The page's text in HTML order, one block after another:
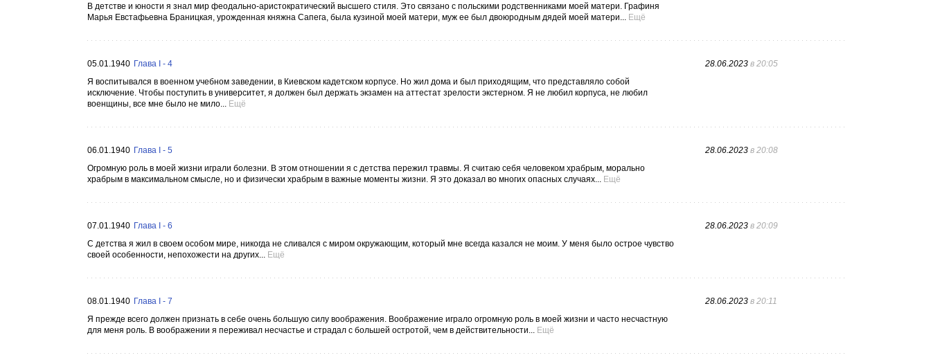
В детстве и юности я знал мир феодально-аристократический высшего стиля. Это связано с польскими родственниками моей матери. Графиня
Марья Евстафьевна Браницкая, урожденная княжна Сапега, была кузиной моей матери, муж ее был двоюродным дядей моей матери... Ещё
05.01.1940 Глава I - 4
Я воспитывался в военном учебном заведении, в Киевском кадетском корпусе. Но жил дома и был приходящим, что представляло собой
исключение. Чтобы поступить в университет, я должен был держать экзамен на аттестат зрелости экстерном. Я не любил корпуса, не любил
военщины, все мне было не мило... Ещё
28.06.2023 в 20:05
06.01.1940 Глава I - 5
Огромную роль в моей жизни играли болезни. В этом отношении я с детства пережил травмы. Я считаю себя человеком храбрым, морально
храбрым в максимальном смысле, но и физически храбрым в важные моменты жизни. Я это доказал во многих опасных случаях... Ещё
28.06.2023 в 20:08
07.01.1940 Глава I - 6
С детства я жил в своем особом мире, никогда не сливался с миром окружающим, который мне всегда казался не моим. У меня было острое чувство
своей особенности, непохожести на других... Ещё
28.06.2023 в 20:09
08.01.1940 Глава I - 7
Я прежде всего должен признать в себе очень большую силу воображения. Воображение играло огромную роль в моей жизни и часто несчастную
для меня роль. В воображении я переживал несчастье и страдал с большей остротой, чем в действительности... Ещё
28.06.2023 в 20:11